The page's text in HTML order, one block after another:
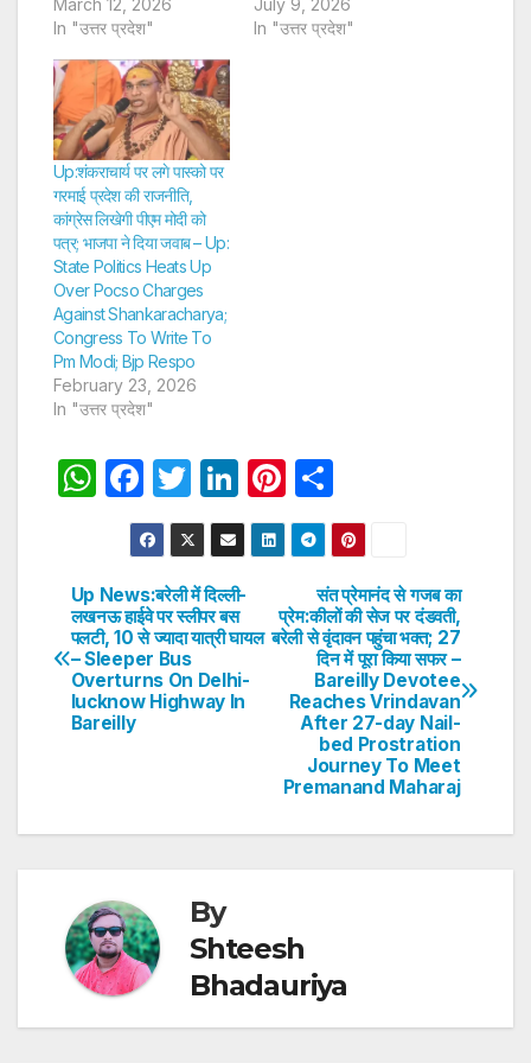
March 12, 2026
In "उत्तर प्रदेश"
July 9, 2026
In "उत्तर प्रदेश"
Up:शंकराचार्य पर लगे पास्को पर
गरमाई प्रदेश की राजनीति,
कांग्रेस लिखेगी पीएम मोदी को
पत्र; भाजपा ने दिया जवाब – Up:
State Politics Heats Up
Over Pocso Charges
Against Shankaracharya;
Congress To Write To
Pm Modi; Bjp Respo
February 23, 2026
In "उत्तर प्रदेश"
W
s
A
p
p
F
a
c
e
b
o
o
T
w
itt
er
Li
n
k
e
dI
n
Pi
nt
er
st
h
ar
e
Post
navigation
संत प्रेमानंद से गजब का
प्रेम:कीलों की सेज पर दंडवती,
बरेली से वृंदावन पहुंचा भक्त; 27
दिन में पूरा किया सफर –
Bareilly Devotee
Reaches Vrindavan
After 27-day Nail-
bed Prostration
Journey To Meet
Premanand Maharaj
Up News:बरेली में दिल्ली-
लखनऊ हाईवे पर स्लीपर बस
पलटी, 10 से ज्यादा यात्री घायल
– Sleeper Bus
Overturns On Delhi-
lucknow Highway In
Bareilly
By
Shteesh
Bhadauriya